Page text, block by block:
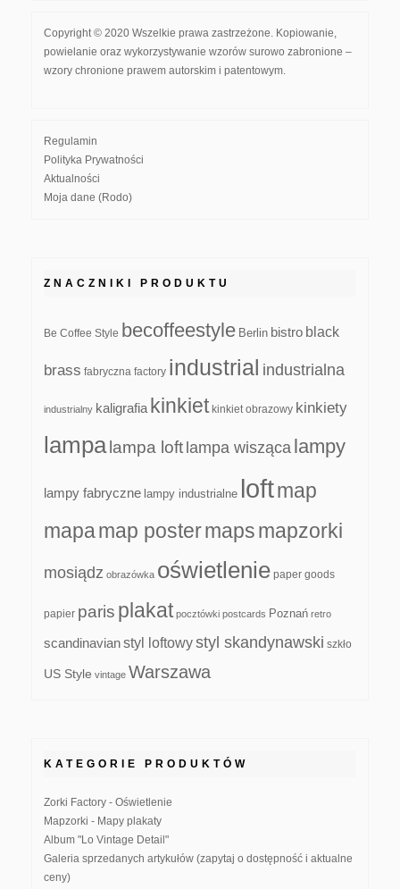
Copyright © 2020 Wszelkie prawa zastrzeżone. Kopiowanie,
powielanie oraz wykorzystywanie wzorów surowo zabronione –
wzory chronione prawem autorskim i patentowym.
Regulamin
Polityka Prywatności
Aktualności
Moja dane (Rodo)
ZNACZNIKI PRODUKTU
Be Coffee Style becoffeestyle Berlin bistro black
brass fabryczna factory industrial industrialna
industrialny kaligrafia kinkiet kinkiet obrazowy kinkiety
lampa lampa loft lampa wisząca lampy
lampy fabryczne lampy industrialne loftmap
mapamap postermapsmapzorki
mosiądz obrazówka oświetlenie paper goods
papier paris plakat pocztówki postcards Poznań retro
scandinavianstyl loftowystyl skandynawski szkło
US Style vintage Warszawa
KATEGORIE PRODUKTÓW
Zorki Factory - Oświetlenie
Mapzorki - Mapy plakaty
Album "Lo Vintage Detail"
Galeria sprzedanych artykułów (zapytaj o dostępność i aktualne
ceny)